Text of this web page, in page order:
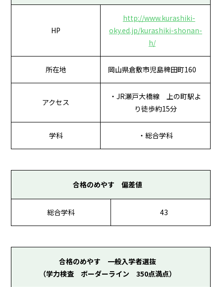
HP
http://www.kurashiki-
oky.ed.jp/kurashiki-shonan-
h/
所在地 岡山県倉敷市児島稗田町160
アクセス
・JR瀬戸大橋線 上の町駅よ
り徒歩約15分
学科 ・総合学科
合格のめやす 偏差値
総合学科 43
合格のめやす 一般入学者選抜
（学力検査 ボーダーライン 350点満点）